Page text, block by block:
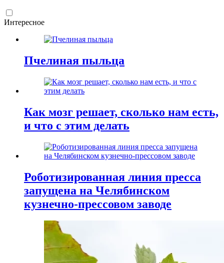
Интересное
Пчелиная пыльца
Как мозг решает, сколько нам есть,
и что с этим делать
Роботизированная линия пресса
запущена на Челябинском
кузнечно-прессовом заводе